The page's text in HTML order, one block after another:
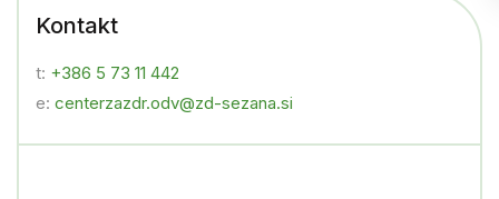
Kontakt
t: +386 5 73 11 442
e: centerzazdr.odv@zd-sezana.si